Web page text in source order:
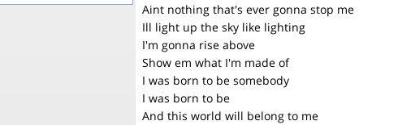
Aint nothing that's ever gonna stop me
Ill light up the sky like lighting
I'm gonna rise above
Show em what I'm made of
I was born to be somebody
I was born to be
And this world will belong to me